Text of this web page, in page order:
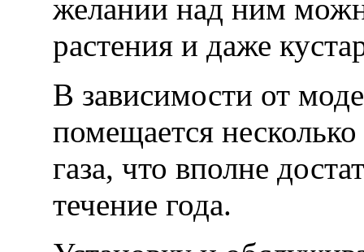
желании над ним
растения и даже
В зависимости от
помещается
газа, что вполне
течение года.